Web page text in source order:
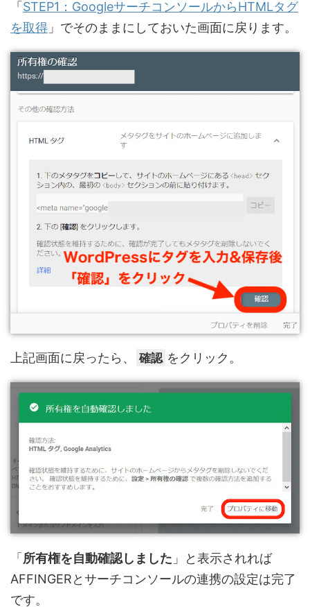
「STEP1：GoogleサーチコンソールからHTMLタグ
を取得 」でそのままにしておいた画面に戻ります。
上記画面に戻ったら、 確認 をクリック。
「所有権を自動確認しました 」と表示されれば
AFFINGERとサーチコンソールの連携の設定は完了
です。